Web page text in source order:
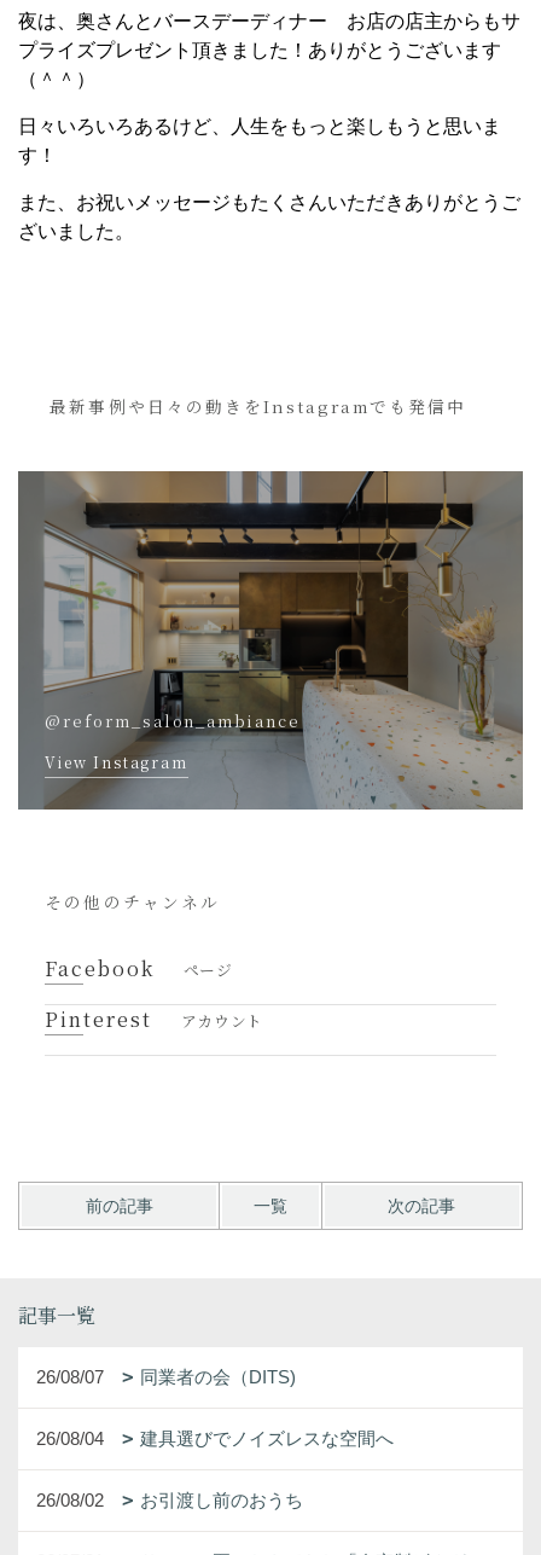
夜は、奥さんとバースデーディナー お店の店主からもサ
プライズプレゼント頂きました！ありがとうございます
（＾＾）
日々いろいろあるけど、人生をもっと楽しもうと思いま
す！
また、お祝いメッセージもたくさんいただきありがとうご
ざいました。
最新事例や日々の動きをInstagramでも発信中
@reform_salon_ambiance
View Instagram
その他のチャンネル
Facebook ページ
Pinterest アカウント
前の記事 一覧 次の記事
記事一覧
26/08/07 同業者の会（DITS)
26/08/04 建具選びでノイズレスな空間へ
26/08/02 お引渡し前のおうち